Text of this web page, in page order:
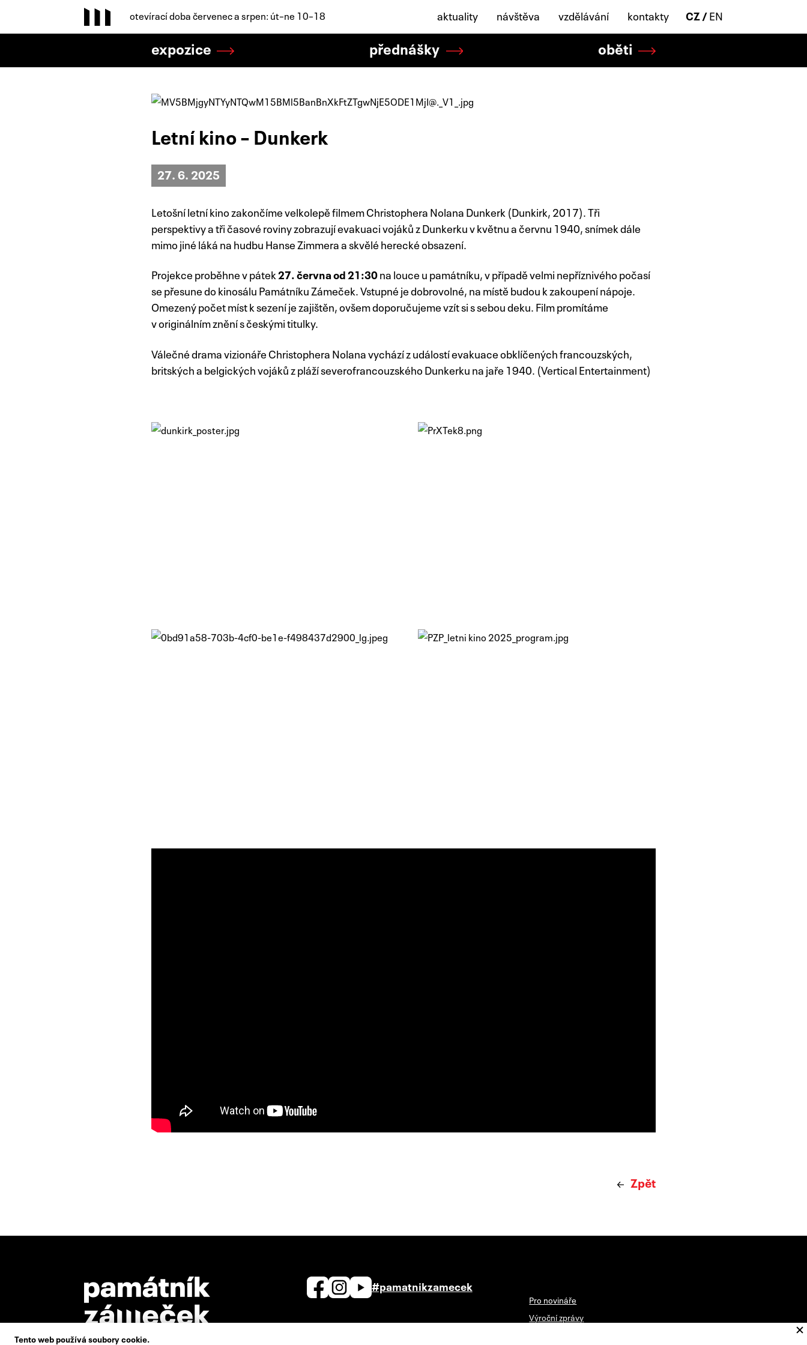
otevírací doba červenec a srpen: út–ne 10–18 aktuality návštěva vzdělávání kontakty CZ EN
expozice přednášky oběti
Letní kino – Dunkerk
27. 6. 2025
Letošní letní kino zakončíme velkolepě filmem Christophera Nolana Dunkerk (Dunkirk, 2017). Tři
perspektivy a tři časové roviny zobrazují evakuaci vojáků z Dunkerku v květnu a červnu 1940, snímek dále
mimo jiné láká na hudbu Hanse Zimmera a skvělé herecké obsazení.
Projekce proběhne v pátek27. června od 21:30na louce u památníku, v případě velmi nepříznivého počasí
se přesune do kinosálu Památníku Zámeček. Vstupné je dobrovolné, na místě budou k zakoupení nápoje.
Omezený počet míst k sezení je zajištěn, ovšem doporučujeme vzít si s sebou deku. Film promítáme
v originálním znění s českými titulky.
Válečné drama vizionáře Christophera Nolana vychází z událostí evakuace obklíčených francouzských,
britských a belgických vojáků z pláží severofrancouzského Dunkerku na jaře 1940. (Vertical Entertainment)
Zpět
#pamatnikzamecek
Pro novináře
Výroční zprávy
Tento web používá soubory cookie.